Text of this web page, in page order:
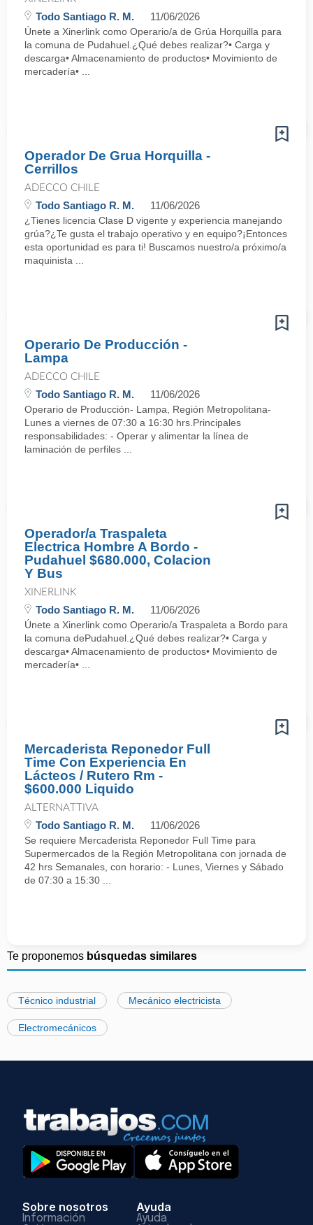
Todo Santiago R. M. 11/06/2026
Únete a Xinerlink como Operario/a de Grúa Horquilla para
la comuna de Pudahuel.¿Qué debes realizar?• Carga y
descarga• Almacenamiento de productos• Movimiento de
mercadería• ...
Operador De Grua Horquilla -
Cerrillos
ADECCO CHILE
Todo Santiago R. M. 11/06/2026
¿Tienes licencia Clase D vigente y experiencia manejando
grúa?¿Te gusta el trabajo operativo y en equipo?¡Entonces
esta oportunidad es para ti! Buscamos nuestro/a próximo/a
maquinista ...
Operario De Producción -
Lampa
ADECCO CHILE
Todo Santiago R. M. 11/06/2026
Operario de Producción- Lampa, Región Metropolitana-
Lunes a viernes de 07:30 a 16:30 hrs.Principales
responsabilidades: - Operar y alimentar la línea de
laminación de perfiles ...
Operador/a Traspaleta
Electrica Hombre A Bordo -
Pudahuel $680.000, Colacion
Y Bus
XINERLINK
Todo Santiago R. M. 11/06/2026
Únete a Xinerlink como Operario/a Traspaleta a Bordo para
la comuna dePudahuel.¿Qué debes realizar?• Carga y
descarga• Almacenamiento de productos• Movimiento de
mercadería• ...
Mercaderista Reponedor Full
Time Con Experiencia En
Lácteos / Rutero Rm -
$600.000 Liquido
ALTERNATTIVA
Todo Santiago R. M. 11/06/2026
Se requiere Mercaderista Reponedor Full Time para
Supermercados de la Región Metropolitana con jornada de
42 hrs Semanales, con horario: - Lunes, Viernes y Sábado
de 07:30 a 15:30 ...
Te proponemos búsquedas similares
Técnico industrial Mecánico electricista
Electromecánicos
Sobre nosotros
Información
Ayuda
Ayuda